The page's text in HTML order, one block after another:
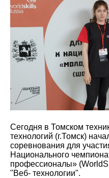
Сегодня в Томском
технологий (г.Томск)
соревнования для
Национального
профессионалы»
"Веб- технологии".